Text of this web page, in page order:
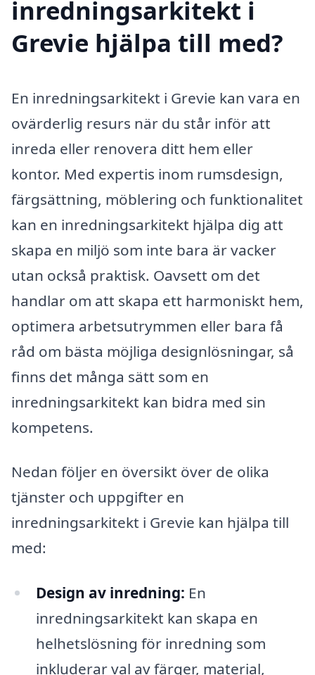
inredningsarkitekt i
Grevie hjälpa till med?
En inredningsarkitekt i Grevie kan vara en
ovärderlig resurs när du står inför att
inreda eller renovera ditt hem eller
kontor. Med expertis inom rumsdesign,
färgsättning, möblering och funktionalitet
kan en inredningsarkitekt hjälpa dig att
skapa en miljö som inte bara är vacker
utan också praktisk. Oavsett om det
handlar om att skapa ett harmoniskt hem,
optimera arbetsutrymmen eller bara få
råd om bästa möjliga designlösningar, så
finns det många sätt som en
inredningsarkitekt kan bidra med sin
kompetens.
Nedan följer en översikt över de olika
tjänster och uppgifter en
inredningsarkitekt i Grevie kan hjälpa till
med:
Design av inredning: En
inredningsarkitekt kan skapa en
helhetslösning för inredning som
inkluderar val av färger, material,